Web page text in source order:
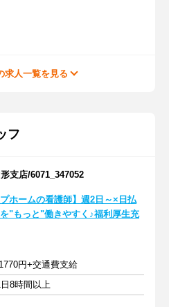
求人一覧を見る
フ
支店/6071_347052
プホームの看護師】週2日～×日払
"もっと"働きやすく♪福利厚生充
円+交通費支給
8時間以上